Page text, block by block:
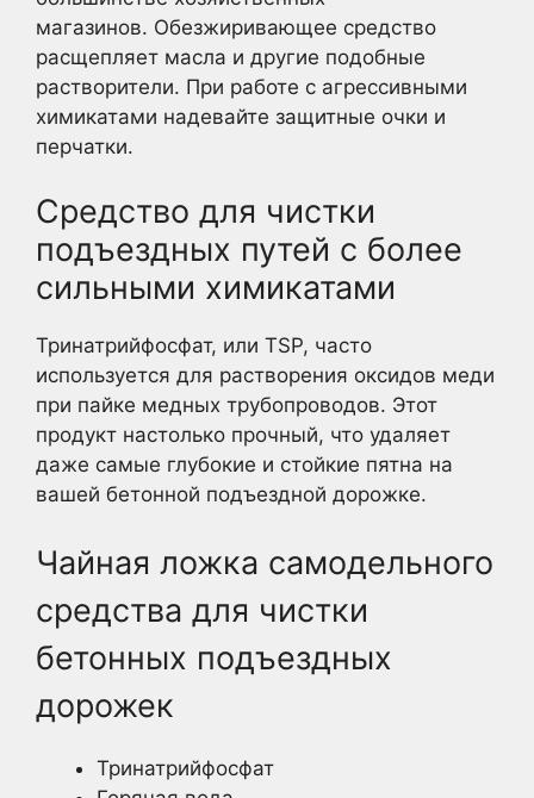
магазинов. Обезжиривающее средство
расщепляет масла и другие подобные
растворители. При работе с агрессивными
химикатами надевайте защитные очки и
перчатки.
Средство для чистки
подъездных путей с более
сильными химикатами
Тринатрийфосфат, или TSP, часто
используется для растворения оксидов меди
при пайке медных трубопроводов. Этот
продукт настолько прочный, что удаляет
даже самые глубокие и стойкие пятна на
вашей бетонной подъездной дорожке.
Чайная ложка самодельного
средства для чистки
бетонных подъездных
дорожек
Тринатрийфосфат